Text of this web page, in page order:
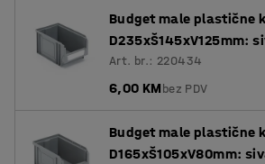
Budget male plastične
D235xŠ145xV125mm:
Art. br.: 220434
6,00 KMbez PDV
Budget male plastične
D165xŠ105xV80mm: